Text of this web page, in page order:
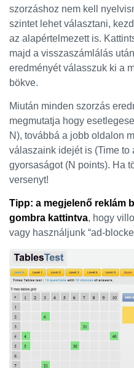
szorzáshoz nem kell
szintet lehet választani,
az alapértelmezett is.
majd a visszaszámlálás
eredményét válasszuk ki a
bökve.
Miután minden szorzás
megmutatja hogy
N), továbbá a jobb oldalon
válaszaink idejét is (Time to
gyorsaságot (N points). Ha
versenyt!
Tipp: a megjelenő reklám
gombra kattintva, hogy
vagy használjunk “ad-